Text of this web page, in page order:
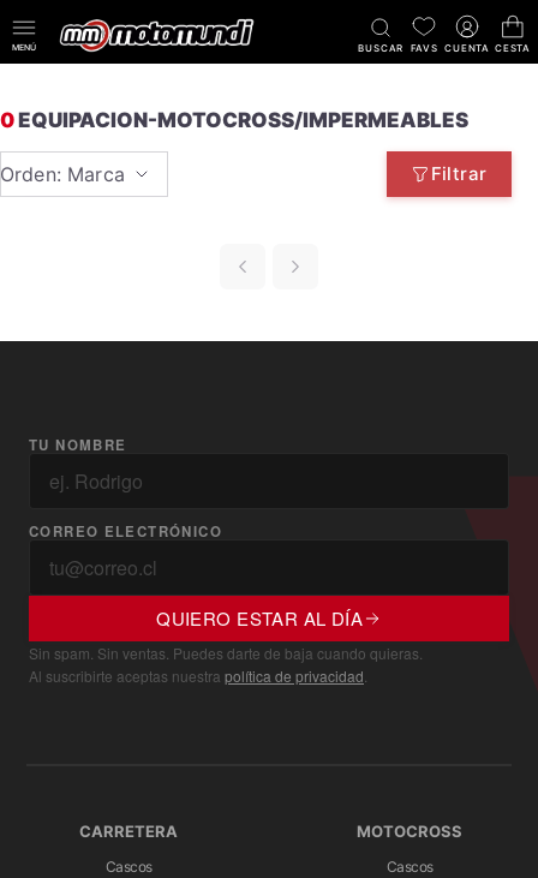
MENÚ BUSCAR FAVS CUENTA CESTA
0EQUIPACION-MOTOCROSS/IMPERMEABLES
Orden: Marca Filtrar
TU NOMBRE
CORREO ELECTRÓNICO
QUIERO ESTAR AL DÍA
Sin spam. Sin ventas. Puedes darte de baja cuando quieras.
Al suscribirte aceptas nuestra política de privacidad.
CARRETERA
Cascos
MOTOCROSS
Cascos